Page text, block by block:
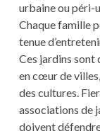
urbaine ou péri-
Chaque famille
tenue
Ces jardins sont
en cœur de
des cultures.
associations de
doivent